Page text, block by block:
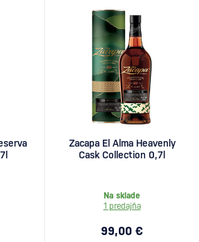
Zacapa El Alma Heavenly
Cask Collection 0,7l
Na sklade
1 predajňa
99,00 €